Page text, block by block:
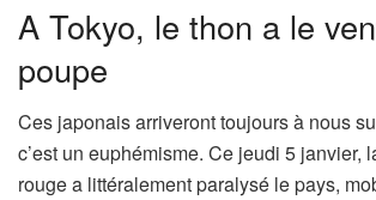
A Tokyo, le thon a le
poupe
Ces japonais arriveront toujours à nous
c’est un euphémisme. Ce jeudi 5 janvier,
rouge a littéralement paralysé le pays,